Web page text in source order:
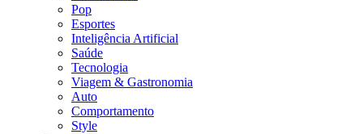
Pop
Esportes
Inteligência Artificial
Saúde
Tecnologia
Viagem & Gastronomia
Auto
Comportamento
Style